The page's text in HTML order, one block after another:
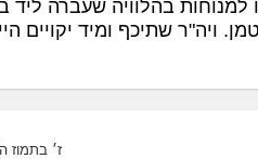
אותו למנוחות בהלוויה שעברה ליד
ויה"ר שתיכף ומיד יקויים
ז׳ בתמוז